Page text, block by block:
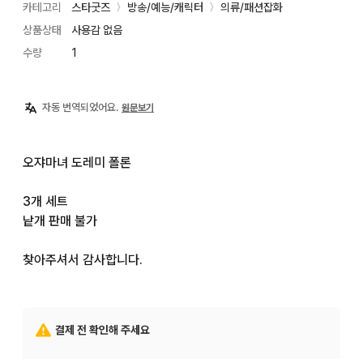
카테고리 스타굿즈 〉 방송/예능/캐릭터 〉
의류/패션잡화
상품상태
사용감 없음
수량
1
자동 번역되었어요. 원문보기
오쟈마녀 도레미 폴론
3개 세트
낱개 판매 불가
찾아주셔서 감사합니다.
결제 전 확인해 주세요